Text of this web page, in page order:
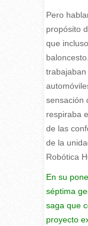
Pero
propósito
que
sensación
respiraba
de las
de la
Robótica
En su
séptima
saga que
proyecto